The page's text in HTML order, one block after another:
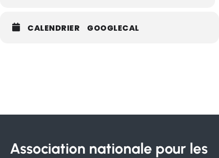
CALENDRIER GOOGLECAL
Association nationale pour les